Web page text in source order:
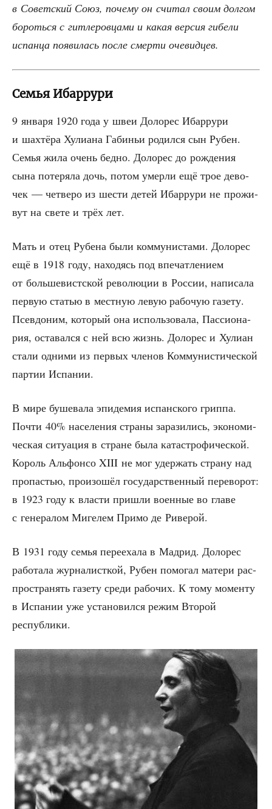
в Совет­ский Союз, поче­му он счи­тал сво­им дол­гом
бороть­ся с гит­ле­ров­ца­ми и какая вер­сия гибе­ли
испан­ца появи­лась после смер­ти очевидцев.
Семья Ибаррури
9 янва­ря 1920 года у швеи Доло­рес Ибар­ру­ри
и шах­тё­ра Хули­а­на Габи­ньи родил­ся сын Рубен.
Семья жила очень бед­но. Доло­рес до рож­де­ния
сына поте­ря­ла дочь, потом умер­ли ещё трое дево­
чек — чет­ве­ро из шести детей Ибар­ру­ри не про­жи­
вут на све­те и трёх лет.
Мать и отец Рубе­на были ком­му­ни­ста­ми. Доло­рес
ещё в 1918 году, нахо­дясь под впе­чат­ле­ни­ем
от боль­ше­вист­ской рево­лю­ции в Рос­сии, напи­са­ла
первую ста­тью в мест­ную левую рабо­чую газе­ту.
Псев­до­ним, кото­рый она исполь­зо­ва­ла, Пас­си­о­на­
рия, оста­вал­ся с ней всю жизнь. Доло­рес и Хули­ан
ста­ли одни­ми из пер­вых чле­нов Ком­му­ни­сти­че­ской
пар­тии Испании.
В мире буше­ва­ла эпи­де­мия испан­ско­го грип­па.
Почти 40% насе­ле­ния стра­ны зара­зи­лись, эко­но­ми­
че­ская ситу­а­ция в стране была ката­стро­фи­че­ской.
Король Аль­фон­со XIII не мог удер­жать стра­ну над
про­па­стью, про­изо­шёл госу­дар­ствен­ный пере­во­рот:
в 1923 году к вла­сти при­шли воен­ные во гла­ве
с гене­ра­лом Миге­лем При­мо де Риверой.
В 1931 году семья пере­еха­ла в Мад­рид. Доло­рес
рабо­та­ла жур­на­лист­кой, Рубен помо­гал мате­ри рас­
про­стра­нять газе­ту сре­ди рабо­чих. К тому момен­ту
в Испа­нии уже уста­но­вил­ся режим Вто­рой
республики.